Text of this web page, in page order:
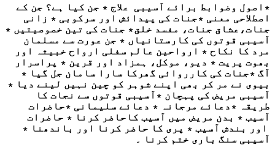
٭اصول وضوابط برائے آسیبی علاج ٭ جن کیا ہے؟ جن کے
اصطلاحی معنی ٭جنات کی پیدائش اور سرکوبی ٭ زانی
جنات،عشاق جنات، مفسد خلق٭ جنات کی تین خصوصیتیں ٭
آسیبی قوتوں کی کارستانیاں ٭ جن عورت سے مسلمان
مرد کا نکاح ٭ ارواحین عالم سفلی ارواح خبیثہ اور
بھوت پریت ٭ دیو، موکل، ہمزاد اور قرین ٭ پراسرار
آگ ٭جنات کی کارروائی گھرکا سارا سامان جل گیا ٭
بیوی نے مر کر بھی اپنے شوہر کو چین نہیں لینے دیا ٭
آسیبی مریض کی پہچان ٭آسیبی قوتوں سے نجات کا
طریقہ ٭دعائے مرجانہ ٭ دعائے سلیمانی ٭حاضرات
آسیب ٭ بدن مریض میں آسیب کاحاضر کرنا ٭ حاضرات
اور بندش آسیب ٭ پری کا حاضر کرنا اور باندھنا ٭
آسیبی سنگ باری ختم کرنا ۔